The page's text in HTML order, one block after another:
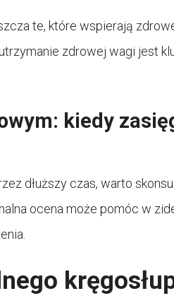
te, które wspierają
zdrowej wagi jest
kiedy
dłuższy czas, warto
ocena może pomóc w